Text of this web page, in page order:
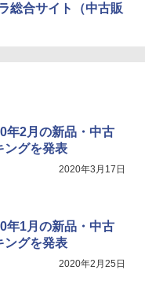
総合サイト（中古販
年2月の新品・中古
ングを発表
2020年3月17日
年1月の新品・中古
ングを発表
2020年2月25日